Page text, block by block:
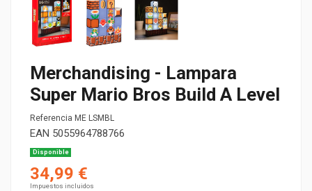
Merchandising - Lampara
Super Mario Bros Build A Level
Referencia ME LSMBL
EAN 5055964788766
Disponible
34,99 €
Impuestos incluidos